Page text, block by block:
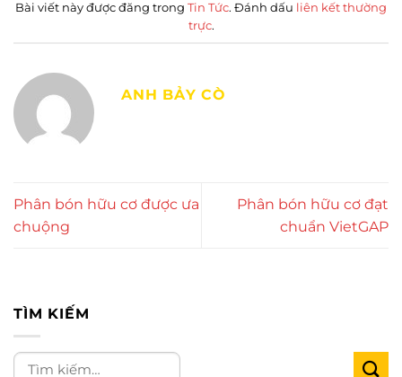
Bài viết này được đăng trong Tin Tức. Đánh dấu liên kết thường
trực.
ANH BẢY CÒ
Phân bón hữu cơ được ưa
chuộng
Phân bón hữu cơ đạt
chuẩn VietGAP
TÌM KIẾM